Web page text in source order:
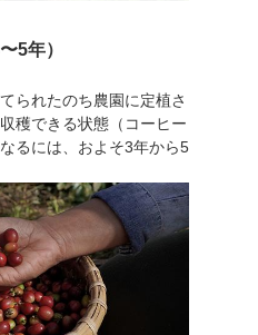
5年）
られたのち農園に定植さ
穫できる状態（コーヒー
るには、およそ3年から5